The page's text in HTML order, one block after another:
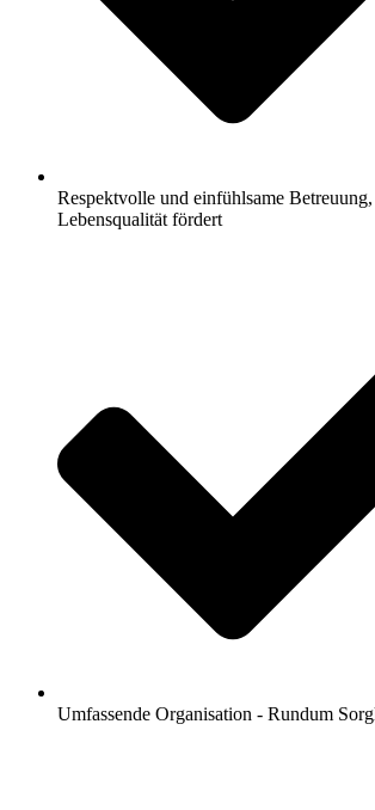
Respektvolle und einfühlsame
Lebensqualität fördert
Umfassende Organisation - Rundum